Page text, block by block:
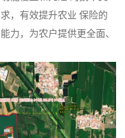
，有效提升农业 保险的
力，为农户提供更全面、